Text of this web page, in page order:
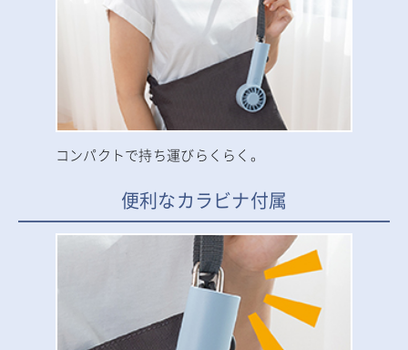
コンパクトで持ち運びらくらく。
便利なカラビナ付属